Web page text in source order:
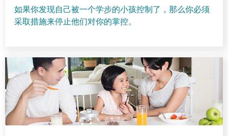
如果你发现自己被一个学步的小孩控制了，那么你必须
采取措施来停止他们对你的掌控。